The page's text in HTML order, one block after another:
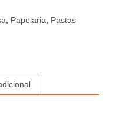
, Papelaria, Pastas